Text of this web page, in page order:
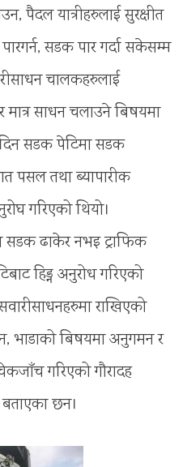
पैदल यात्रीहरुलाई सुरक्षीत
सडक पार गर्दा सकेसम्म
चालकहरुलाई
मात्र साधन चलाउने बिषयमा
दिन सडक पेटिमा सडक
पसल तथा ब्यापारीक
गरिएको थियो।
सडक ढाकेर नभइ ट्राफिक
हिड्न अनुरोध गरिएको
राखिएको
भाडाको बिषयमा अनुगमन र
गरिएको गौरादह
बताएका छन।